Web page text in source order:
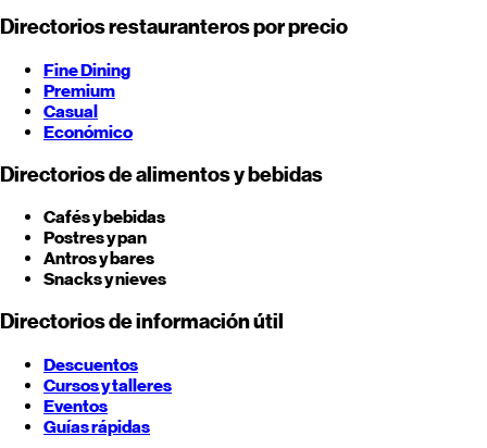
Directorios restauranteros por precio
Fine Dining
Premium
Casual
Económico
Directorios de alimentos y bebidas
Cafés y bebidas
Postres y pan
Antros y bares
Snacks y nieves
Directorios de información útil
Descuentos
Cursos y talleres
Eventos
Guías rápidas